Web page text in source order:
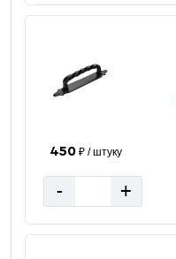
450₽ / штуку
- +